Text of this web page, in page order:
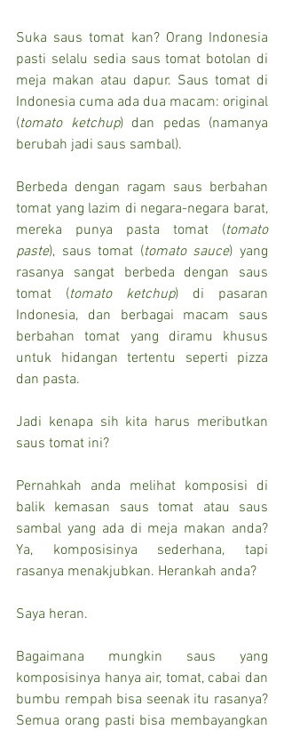
Suka saus tomat kan? Orang Indonesia
pasti selalu sedia saus tomat botolan di
meja makan atau dapur. Saus tomat di
Indonesia cuma ada dua macam: original
(tomato ketchup) dan pedas (namanya
berubah jadi saus sambal).
Berbeda dengan ragam saus berbahan
tomat yang lazim di negara-negara barat,
mereka punya pasta tomat (tomato
paste), saus tomat (tomato sauce) yang
rasanya sangat berbeda dengan saus
tomat (tomato ketchup) di pasaran
Indonesia, dan berbagai macam saus
berbahan tomat yang diramu khusus
untuk hidangan tertentu seperti pizza
dan pasta.
Jadi kenapa sih kita harus meributkan
saus tomat ini?
Pernahkah anda melihat komposisi di
balik kemasan saus tomat atau saus
sambal yang ada di meja makan anda?
Ya, komposisinya sederhana, tapi
rasanya menakjubkan. Herankah anda?
Saya heran.
Bagaimana mungkin saus yang
komposisinya hanya air, tomat, cabai dan
bumbu rempah bisa seenak itu rasanya?
Semua orang pasti bisa membayangkan